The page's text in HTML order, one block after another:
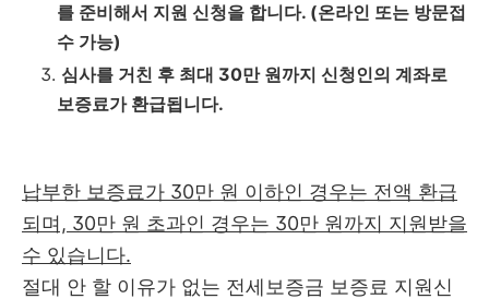
를 준비해서 지원 신청을 합니다. (온라인 또는 방문접
수 가능)
심사를 거친 후 최대 30만 원까지 신청인의 계좌로
보증료가 환급됩니다.
납부한 보증료가 30만 원 이하인 경우는 전액 환급
되며, 30만 원 초과인 경우는 30만 원까지 지원받을
수 있습니다.
절대 안 할 이유가 없는 전세보증금 보증료 지원신